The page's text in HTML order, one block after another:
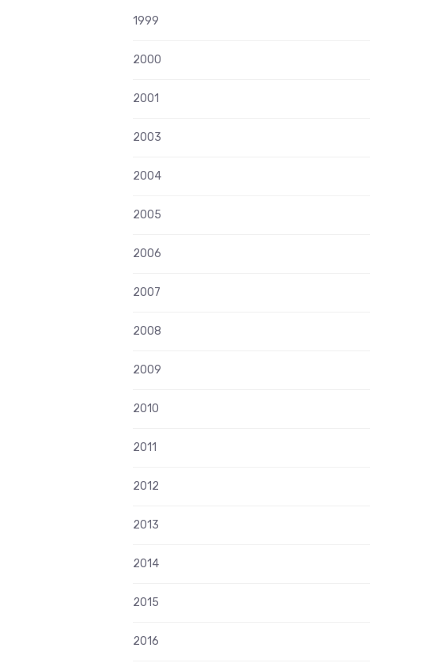
1999
2000
2001
2003
2004
2005
2006
2007
2008
2009
2010
2011
2012
2013
2014
2015
2016